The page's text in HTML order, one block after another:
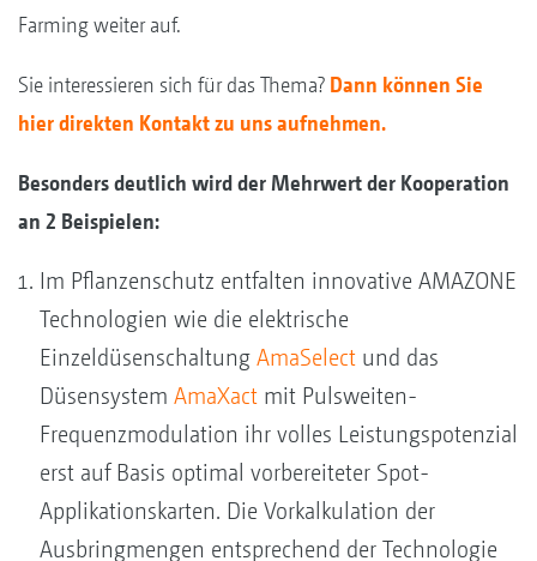
Farming weiter auf.
Sie interessieren sich für das Thema? Dann können Sie
hier direkten Kontakt zu uns aufnehmen.
Besonders deutlich wird der Mehrwert der Kooperation
an 2 Beispielen:
Im Pflanzenschutz entfalten innovative AMAZONE
Technologien wie die elektrische
Einzeldüsenschaltung AmaSelect und das
Düsensystem AmaXact mit Pulsweiten-
Frequenzmodulation ihr volles Leistungspotenzial
erst auf Basis optimal vorbereiteter Spot-
Applikationskarten. Die Vorkalkulation der
Ausbringmengen entsprechend der Technologie